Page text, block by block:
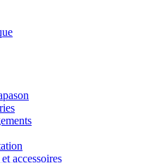
accessoires